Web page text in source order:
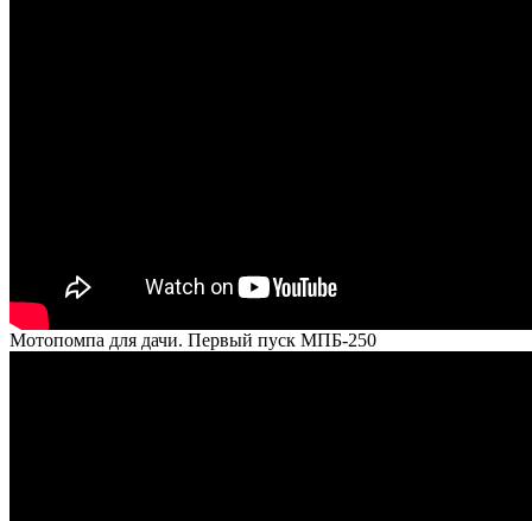
Мотопомпа для дачи. Первый пуск МПБ-250